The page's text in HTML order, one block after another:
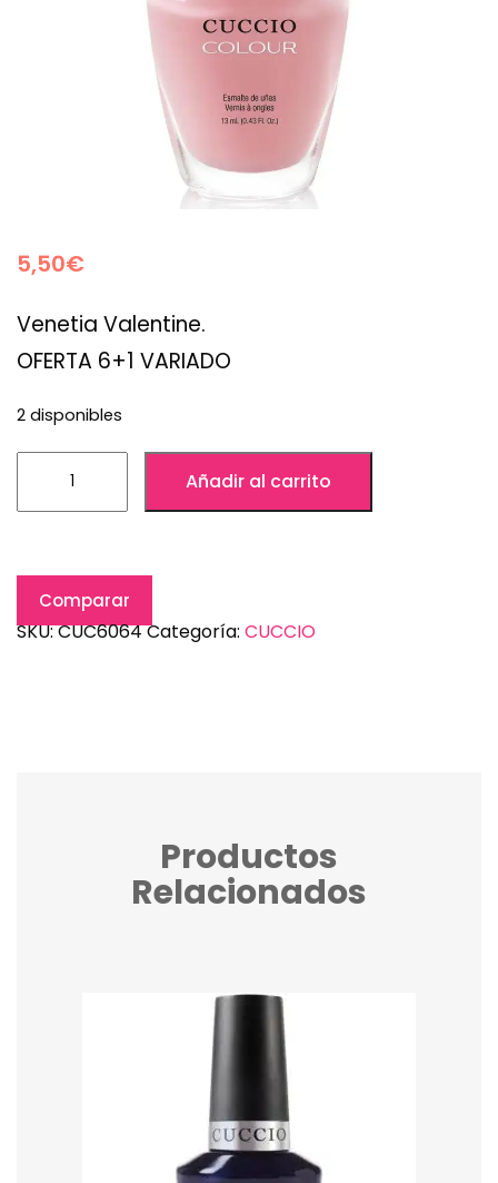
5,50€
Venetia Valentine.
OFERTA 6+1 VARIADO
2 disponibles
Añadir al carrito
Comparar
SKU:CUC6064Categoría: CUCCIO
Productos
Relacionados